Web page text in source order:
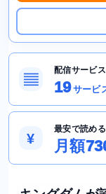
▤
配信サービ
19サービ
¥
最安で読める
月額